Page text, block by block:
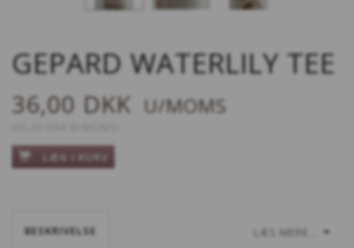
GEPARD WATERLILY TEE
36,00 DKK U/MOMS
LÆG I KURV
LÆS MERE...
BESKRIVELSE